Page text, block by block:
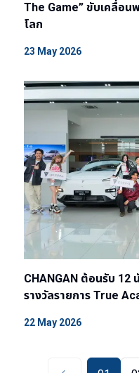
The Game” ขับเคลื่อน
โลก
23 May 2026
CHANGAN ต้อนรับ 12
รางวัลรายการ True
22 May 2026